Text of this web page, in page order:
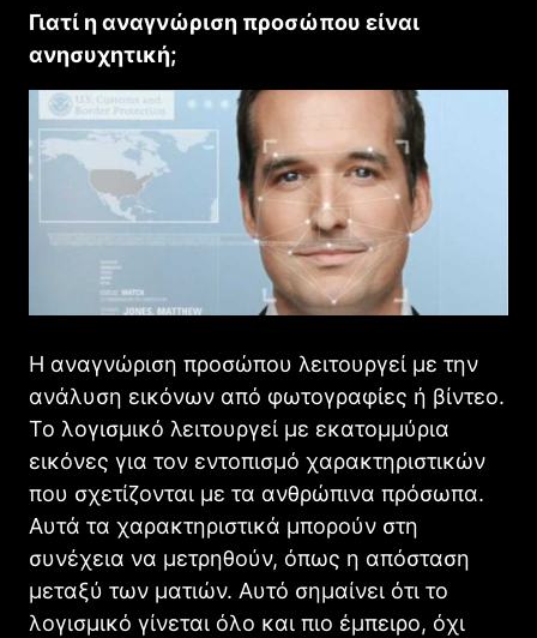
Γιατί η αναγνώριση προσώπου είναι
ανησυχητική;
Η αναγνώριση προσώπου λειτουργεί με την
ανάλυση εικόνων από φωτογραφίες ή βίντεο.
Το λογισμικό λειτουργεί με εκατομμύρια
εικόνες για τον εντοπισμό χαρακτηριστικών
που σχετίζονται με τα ανθρώπινα πρόσωπα.
Αυτά τα χαρακτηριστικά μπορούν στη
συνέχεια να μετρηθούν, όπως η απόσταση
μεταξύ των ματιών. Αυτό σημαίνει ότι το
λογισμικό γίνεται όλο και πιο έμπειρο, όχι